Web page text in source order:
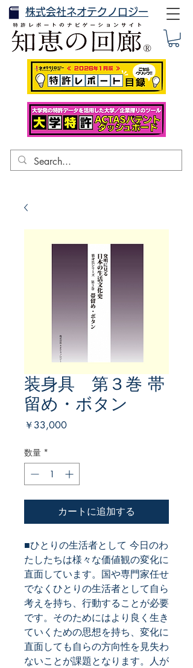
株式会社ネオテクノロジー
装身具 第３巻 帯
留め・ボタン
￥33,000価
数量 *
カートに追加する
■ひとりの生活者として 今日のわ
たしたちは様々な価値観の変化に
直面しています。国や専門家任せ
でなくひとりの生活者として自ら
考えを持ち、行動することが必要
です。そのためにはより良く生き
ていくための思想を持ち、変化に
直面しても自らの方向性を見失わ
ないことが課題となります。人が